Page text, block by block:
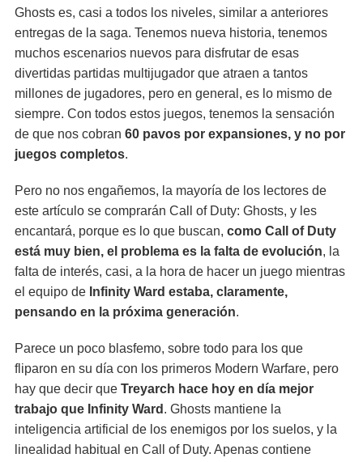
Ghosts es, casi a todos los niveles, similar a anteriores
entregas de la saga. Tenemos nueva historia, tenemos
muchos escenarios nuevos para disfrutar de esas
divertidas partidas multijugador que atraen a tantos
millones de jugadores, pero en general, es lo mismo de
siempre. Con todos estos juegos, tenemos la sensación
de que nos cobran 60 pavos por expansiones, y no por
juegos completos.
Pero no nos engañemos, la mayoría de los lectores de
este artículo se comprarán Call of Duty: Ghosts, y les
encantará, porque es lo que buscan, como Call of Duty
está muy bien, el problema es la falta de evolución, la
falta de interés, casi, a la hora de hacer un juego mientras
el equipo de Infinity Ward estaba, claramente,
pensando en la próxima generación.
Parece un poco blasfemo, sobre todo para los que
fliparon en su día con los primeros Modern Warfare, pero
hay que decir que Treyarch hace hoy en día mejor
trabajo que Infinity Ward . Ghosts mantiene la
inteligencia artificial de los enemigos por los suelos, y la
linealidad habitual en Call of Duty. Apenas contiene